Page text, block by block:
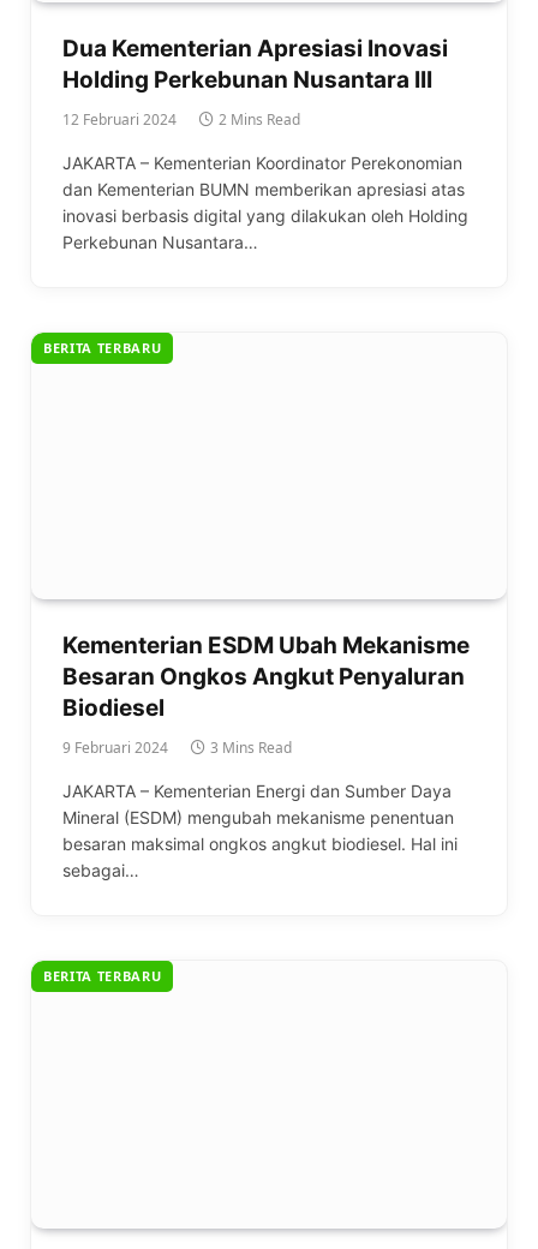
Dua Kementerian Apresiasi Inovasi
Holding Perkebunan Nusantara III
12 Februari 2024 2 Mins Read
JAKARTA – Kementerian Koordinator Perekonomian
dan Kementerian BUMN memberikan apresiasi atas
inovasi berbasis digital yang dilakukan oleh Holding
Perkebunan Nusantara…
BERITA TERBARU
Kementerian ESDM Ubah Mekanisme
Besaran Ongkos Angkut Penyaluran
Biodiesel
9 Februari 2024 3 Mins Read
JAKARTA – Kementerian Energi dan Sumber Daya
Mineral (ESDM) mengubah mekanisme penentuan
besaran maksimal ongkos angkut biodiesel. Hal ini
sebagai…
BERITA TERBARU